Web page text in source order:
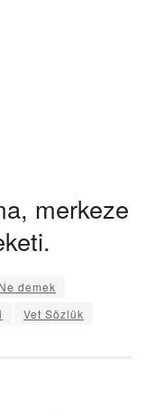
merkeze
demek
Vet Sözlük